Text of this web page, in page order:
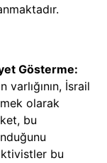
Gösterme:
İsrail
olarak
bu
bu